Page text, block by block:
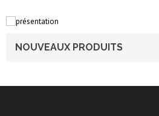
NOUVEAUX PRODUITS